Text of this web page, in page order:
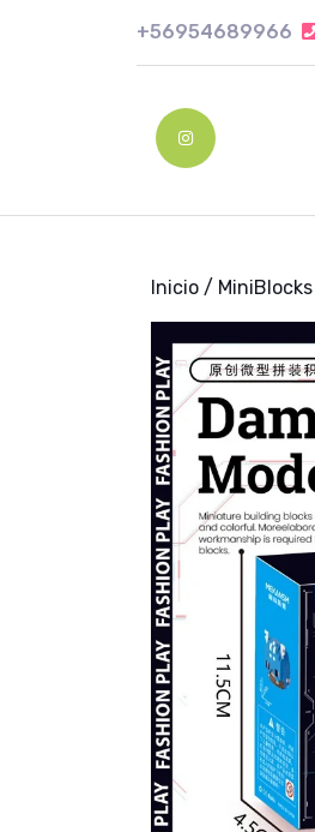
+56954689966
Instagram
Inicio / MiniBlocks